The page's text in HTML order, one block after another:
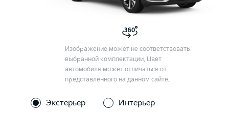
Изображение может не соответствовать
выбранной комплектации. Цвет
автомобиля может отличаться от
представленного на данном сайте.
Экстерьер Интерьер